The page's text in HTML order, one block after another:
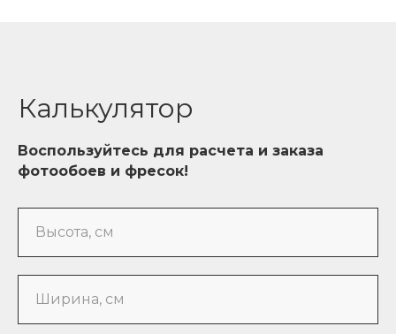
Калькулятор
Воспользуйтесь для расчета и заказа
фотообоев и фресок!
Высота, см
Ширина, см